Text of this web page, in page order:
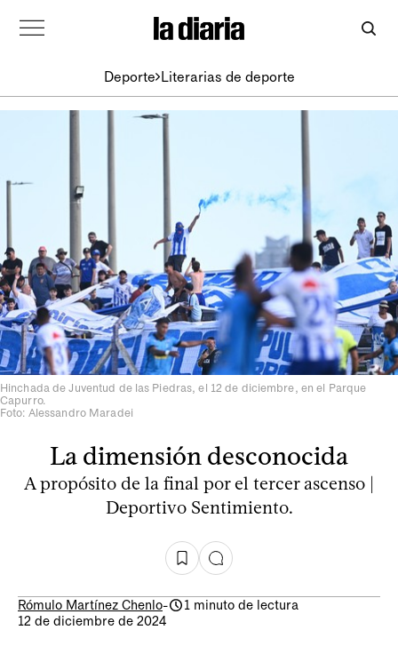
Deporte Literarias de deporte
Hinchada de Juventud de las Piedras, el 12 de diciembre, en el Parque
Capurro.
Foto: Alessandro Maradei
La dimensión desconocida
A propósito de la final por el tercer ascenso |
Deportivo Sentimiento.
Rómulo Martínez Chenlo-
1 minuto de lectura
12 de diciembre de 2024